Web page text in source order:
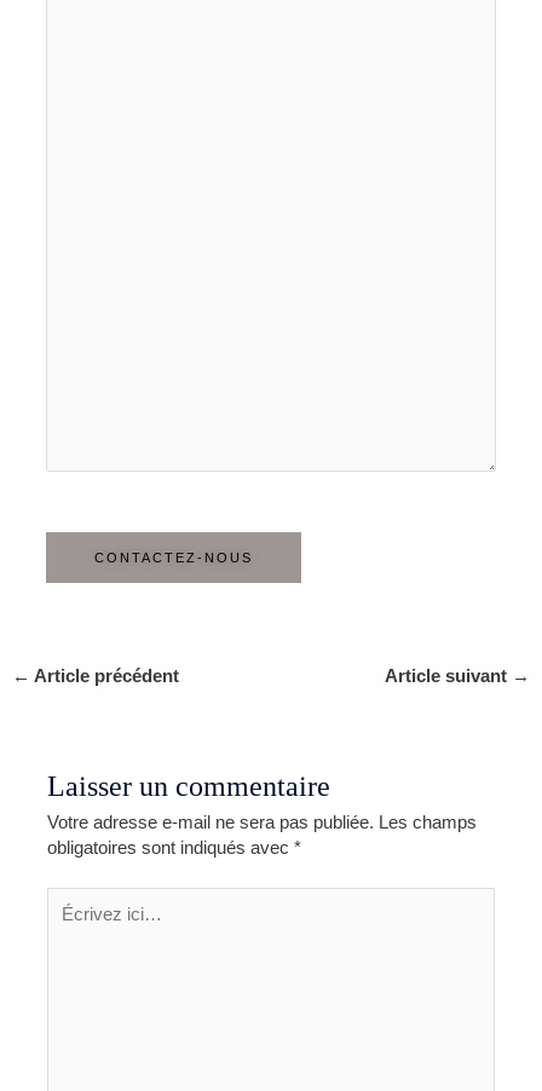
CONTACTEZ-NOUS
← Article précédent Article suivant →
Laisser un commentaire
Votre adresse e-mail ne sera pas publiée. Les champs
obligatoires sont indiqués avec*
ici…